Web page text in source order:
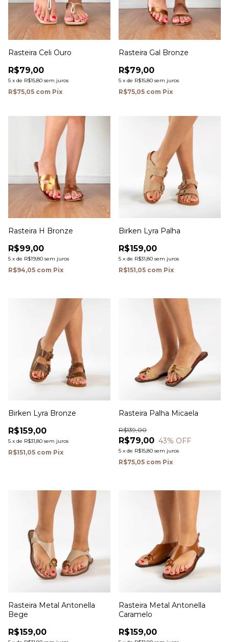
Rasteira Celi Ouro
R$79,00
5 x de R$15,80 sem juros
R$75,05 com Pix
Rasteira Gal Bronze
R$79,00
5 x de R$15,80 sem juros
R$75,05 com Pix
Rasteira H Bronze
R$99,00
5 x de R$19,80 sem juros
R$94,05 com Pix
Birken Lyra Palha
R$159,00
5 x de R$31,80 sem juros
R$151,05 com Pix
Birken Lyra Bronze
R$159,00
5 x de R$31,80 sem juros
R$151,05 com Pix
Rasteira Palha Micaela
R$79,00
R$139,00
43% OFF
5 x de R$15,80 sem juros
R$75,05 com Pix
Rasteira Metal Antonella
Bege
R$159,00
Rasteira Metal Antonella
Caramelo
R$159,00